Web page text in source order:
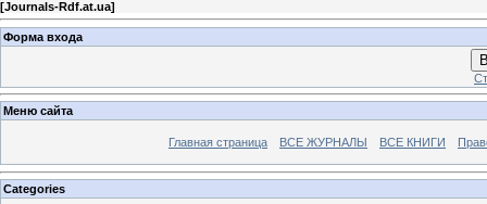
[Journals-Rdf.at.ua]
Форма входа
Меню сайта
Главная страница ВСЕ ЖУРНАЛЫ ВСЕ КНИГИ
Categories